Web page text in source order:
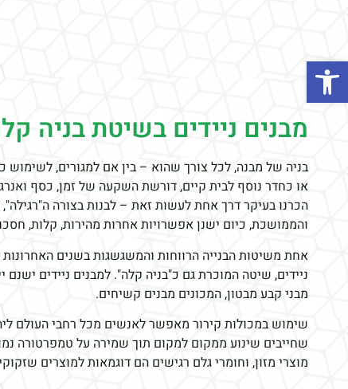
פתח סרגל נגישות
מבנים ניידים בשיטת בניה
בניה של מבנה, לכל צורך שהוא – בין אם למגורים, לשימוש
או כחדר נוסף לבית קיים, דורשת השקעה של זמן, כסף
הכרנו בעיקר דרך אחת לעשות זאת – לבנות בצורה
והממושכת, כיום ישנן אפשרויות אחרות מהירות, קלות,
אחת משיטות הבנייה הרווחות והמשגשגות בשנים האחרונות
ניידים, שיטה המוכרת גם כ"בניה קלה". למבנים ניידים ישנם
מבני קבע מבטון, המכונים מבנים קשיחים.
שימוש במכולות קירור מאפשר לאנשים מכל רחבי העולם
שחייבים שינוע ממקום למקום תוך שמירה על טמפרטורה
מוצרי מזון, וחומרי גלם רגישים הם דוגמאות למוצרים